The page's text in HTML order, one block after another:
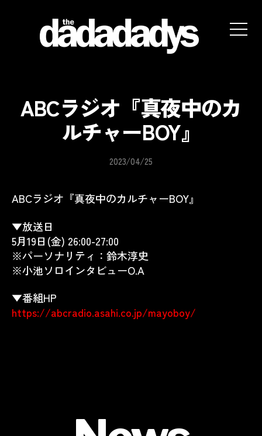
website
ABCラジオ『真夜中のカ
ルチャーBOY』
2023/04/25
ABCラジオ『真夜中のカルチャーBOY』
▼放送日
5月19日(金) 26:00-27:00
※パーソナリティ：鈴木淳史
※小池ソロインタビューO.A
▼番組HP
https://abcradio.asahi.co.jp/mayoboy/